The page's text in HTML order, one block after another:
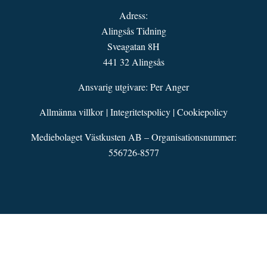
Adress:
Alingsås Tidning
Sveagatan 8H
441 32 Alingsås
Ansvarig utgivare: Per Anger
Allmänna villkor|Integritetspolicy |Cookiepolicy
Mediebolaget Västkusten AB – Organisationsnummer:
556726-8577